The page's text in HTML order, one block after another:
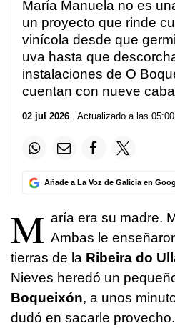
María Manuela no es
un proyecto que rinde
vinícola desde que
uva hasta que
instalaciones de O
cuentan con nueve
02 jul 2026 . Actualizado a las
Añade a La Voz de Galicia en
M aría era su madre.
Ambas le
tierras de la Ribeira do
Nieves heredó un
Boqueixón, a unos
dudó en sacarle